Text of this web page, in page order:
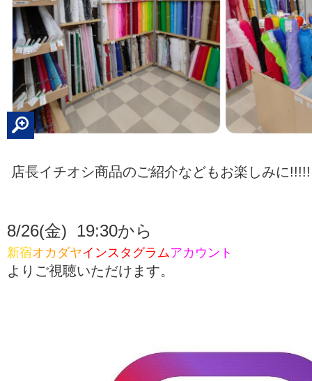
店長イチオシ商品のご紹介などもお楽しみに!!!!!
8/26(金) 19:30から
新宿オカダヤインスタグラムアカウント
よりご視聴いただけます。